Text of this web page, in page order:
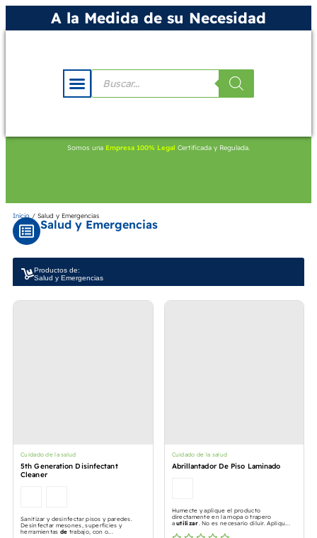
A la Medida de su Necesidad
Somos una Empresa 100% Legal Certificada y Regulada.
Inicio / Salud y Emergencias
Salud y Emergencias
Productos de:
Salud y Emergencias
Cuidado de la salud
5th Generation Disinfectant
Cleaner
Sanitizar y desinfectar pisos y paredes.
Desinfectar mesones, superficies y
herramientas de trabajo, con o...
Cuidado de la salud
Abrillantador De Piso Laminado
Humecte y aplique el producto
directamente en la mopa o trapero
autilizar . No es necesario diluir. Apliqu...